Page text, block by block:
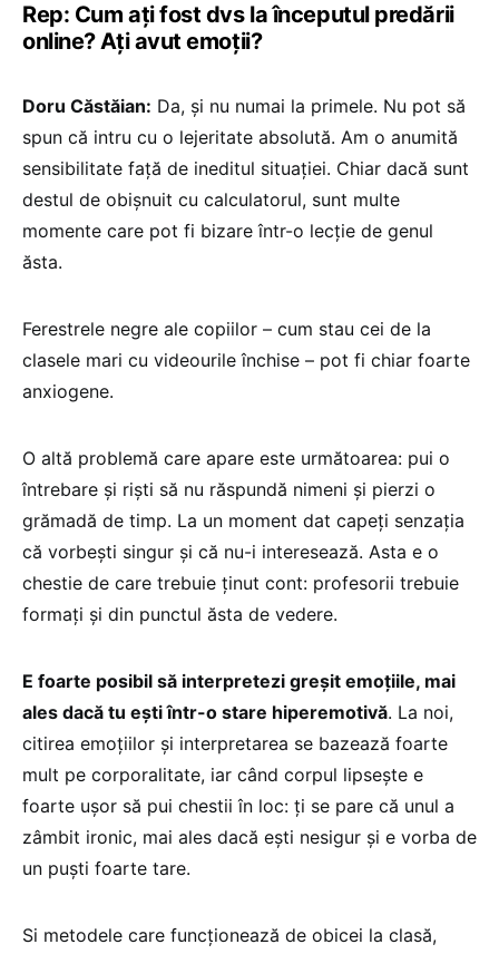
Rep: Cum ați fost dvs la începutul predării
online? Ați avut emoții?
Doru Căstăian: Da, și nu numai la primele. Nu pot să
spun că intru cu o lejeritate absolută. Am o anumită
sensibilitate față de ineditul situației. Chiar dacă sunt
destul de obișnuit cu calculatorul, sunt multe
momente care pot fi bizare într-o lecție de genul
ăsta.
Ferestrele negre ale copiilor – cum stau cei de la
clasele mari cu videourile închise – pot fi chiar foarte
anxiogene.
O altă problemă care apare este următoarea: pui o
întrebare și riști să nu răspundă nimeni și pierzi o
grămadă de timp. La un moment dat capeți senzația
că vorbești singur și că nu-i interesează. Asta e o
chestie de care trebuie ținut cont: profesorii trebuie
formați și din punctul ăsta de vedere.
E foarte posibil să interpretezi greșit emoțiile, mai
ales dacă tu ești într-o stare hiperemotivă. La noi,
citirea emoțiilor și interpretarea se bazează foarte
mult pe corporalitate, iar când corpul lipsește e
foarte ușor să pui chestii în loc: ți se pare că unul a
zâmbit ironic, mai ales dacă ești nesigur și e vorba de
un puști foarte tare.
Si metodele care funcționează de obicei la clasă,